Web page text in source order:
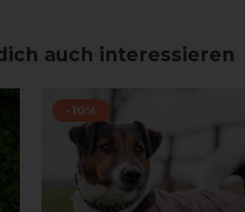
auch interessieren
-10%